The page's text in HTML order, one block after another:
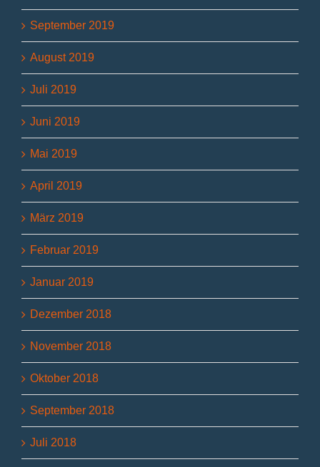
September 2019
August 2019
Juli 2019
Juni 2019
Mai 2019
April 2019
März 2019
Februar 2019
Januar 2019
Dezember 2018
November 2018
Oktober 2018
September 2018
Juli 2018